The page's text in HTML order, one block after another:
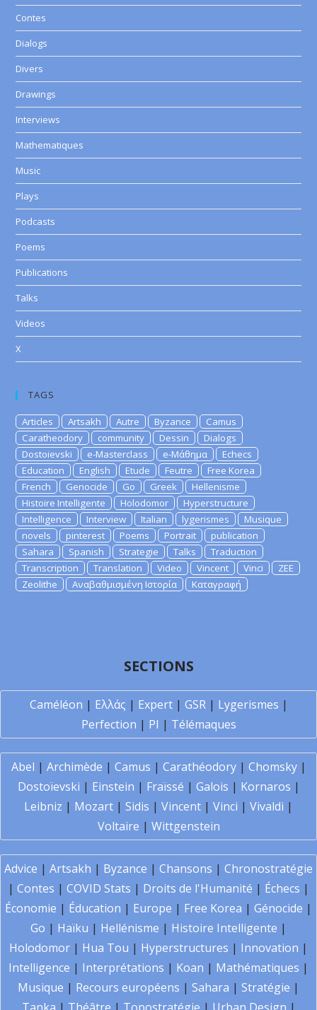
Contes
Dialogs
Divers
Drawings
Interviews
Mathematiques
Music
Plays
Podcasts
Poems
Publications
Talks
Videos
X
TAGS
Articles Artsakh Autre Byzance
Camus
Caratheodory
community Dessin
Dialogs
Dostoievski
e-Masterclass e-Μάθημα
Echecs
Education
English Etude Feutre
Free Korea
French
Genocide Go Greek
Hellenisme
Histoire Intelligente
Holodomor
Hyperstructure
Intelligence
Interview Italian lygerismes
Musique
novels
pinterest Poems Portrait
publication
Sahara
Spanish Strategie Talks
Traduction
Transcription
Translation Video Vincent Vinci
ZEE
Zeolithe
Αναβαθμισμένη Ιστορία Καταγραφή
SECTIONS
Caméléon | Ελλάς | Expert| GSR| Lygerismes |
Perfection | PI | Télémaques
Abel | Archimède | Camus | Carathéodory| Chomsky|
Dostoïevski | Einstein | Fraïssé | Galois | Kornaros |
Leibniz | Mozart | Sidis | Vincent | Vinci | Vivaldi |
Voltaire | Wittgenstein
Advice | Artsakh | Byzance | Chansons | Chronostratégie
| Contes | COVID Stats | Droits de l'Humanité | Échecs |
Économie | Éducation | Europe | Free Korea | Génocide |
Go | Haïku | Hellénisme | Histoire Intelligente |
Holodomor | Hua Tou | Hyperstructures | Innovation |
Intelligence | Interprétations | Koan | Mathématiques |
Musique | Recours européens | Sahara | Stratégie |